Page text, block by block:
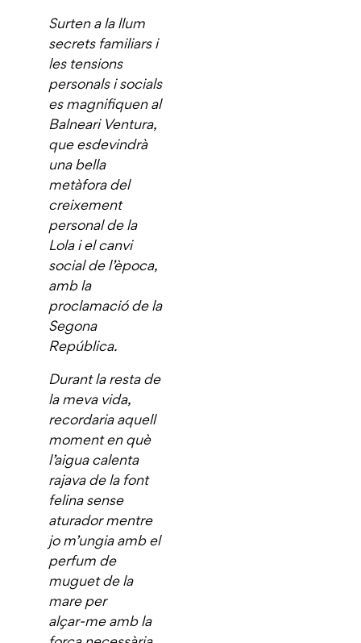
Surten a la llum
secrets familiars i
les tensions
personals i socials
es magnifiquen al
Balneari Ventura,
que esdevindrà
una bella
metàfora del
creixement
personal de la
Lola i el canvi
social de l’època,
amb la
proclamació de la
Segona
República.
Durant la resta de
la meva vida,
recordaria aquell
moment en què
l’aigua calenta
rajava de la font
felina sense
aturador mentre
jo m’ungia amb el
perfum de
muguet de la
mare per
alçar‑me amb la